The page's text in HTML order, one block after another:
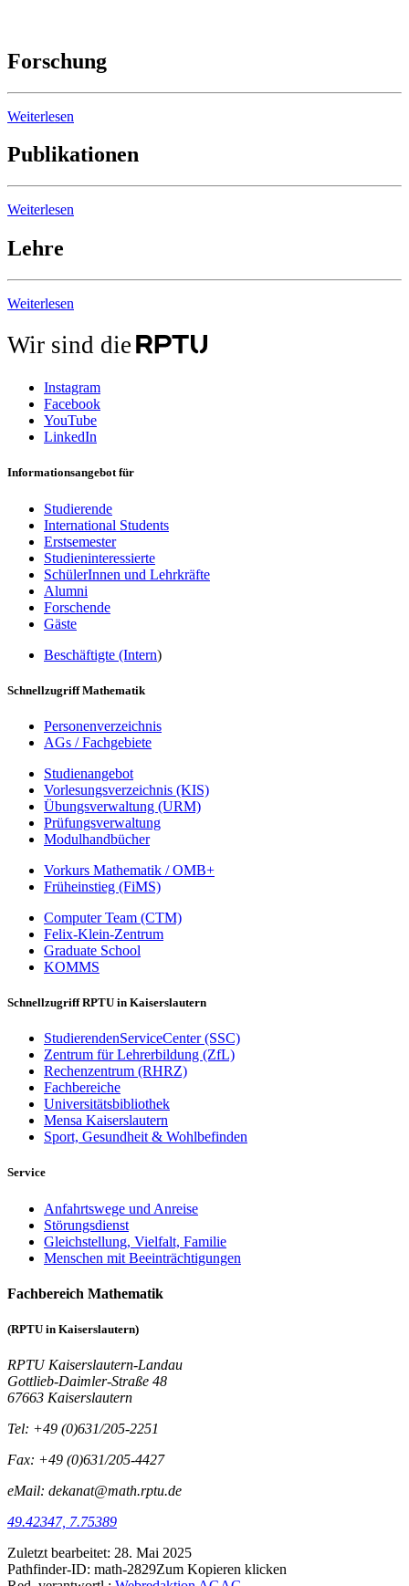
Forschung
Weiterlesen
Publikationen
Weiterlesen
Lehre
Weiterlesen
Wir sind die
Instagram
Facebook
YouTube
LinkedIn
Informationsangebot für
Studierende
International Students
Erstsemester
Studieninteressierte
SchülerInnen und Lehrkräfte
Alumni
Forschende
Gäste
Beschäftigte (Intern)
Schnellzugriff Mathematik
Personenverzeichnis
AGs / Fachgebiete
Studienangebot
Vorlesungsverzeichnis (KIS)
Übungsverwaltung (URM)
Prüfungsverwaltung
Modulhandbücher
Vorkurs Mathematik / OMB+
Früheinstieg (FiMS)
Computer Team (CTM)
Felix-Klein-Zentrum
Graduate School
KOMMS
Schnellzugriff RPTU in Kaiserslautern
StudierendenServiceCenter (SSC)
Zentrum für Lehrerbildung (ZfL)
Rechenzentrum (RHRZ)
Fachbereiche
Universitätsbibliothek
Mensa Kaiserslautern
Sport, Gesundheit & Wohlbefinden
Service
Anfahrtswege und Anreise
Störungsdienst
Gleichstellung, Vielfalt, Familie
Menschen mit Beeinträchtigungen
Fachbereich Mathematik
(RPTU in Kaiserslautern)
RPTU Kaiserslautern-Landau
Gottlieb-Daimler-Straße 48
67663 Kaiserslautern
Tel: +49 (0)631/205-2251
Fax: +49 (0)631/205-4427
eMail: dekanat@math.rptu.de
49.42347, 7.75389
Zuletzt bearbeitet: 28. Mai 2025
Pathfinder-ID: math-2829Zum Kopieren klicken